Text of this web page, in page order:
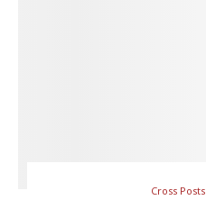
Cross Posts